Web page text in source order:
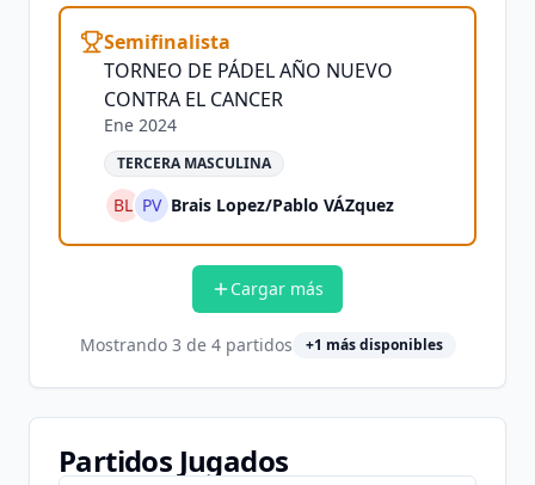
Semifinalista
TORNEO DE PÁDEL AÑO NUEVO
CONTRA EL CANCER
Ene 2024
TERCERA MASCULINA
BL PV Brais Lopez/Pablo VÁZquez
Cargar más
Mostrando 3 de 4partidos +1 más disponibles
Partidos Jugados